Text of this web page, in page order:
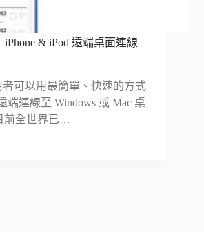
iPhone & iPod 遠端桌面連線
者可以用最簡單、快速的方式
端連線至 Windows 或 Mac 桌
前全世界已…